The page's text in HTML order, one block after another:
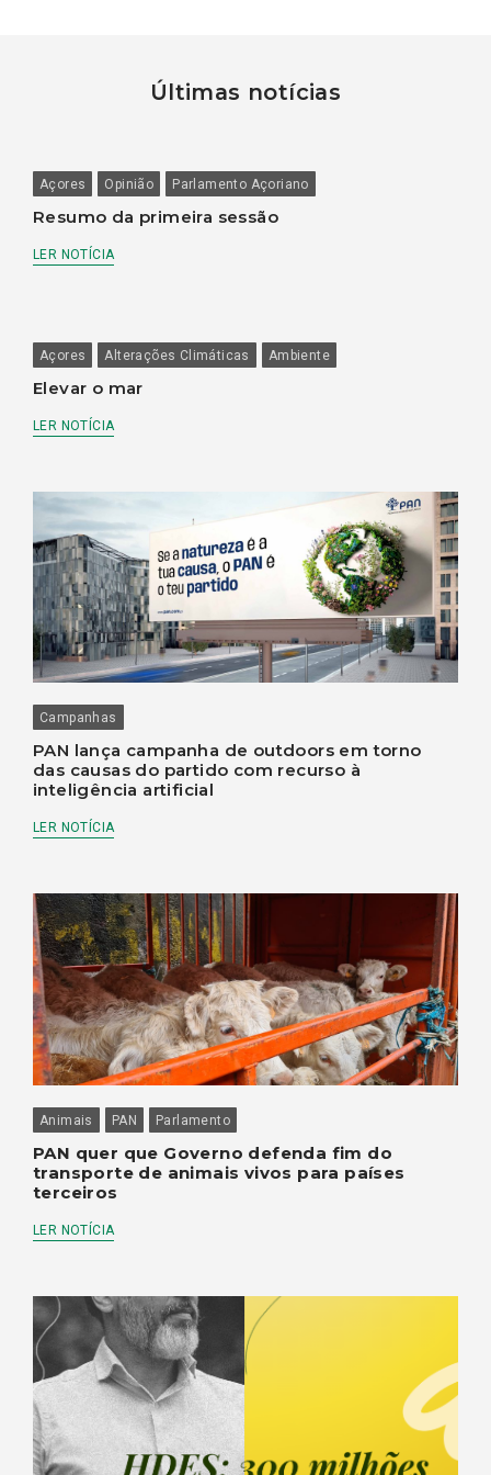
Últimas notícias
Açores Opinião Parlamento Açoriano
Resumo da primeira sessão
LER NOTÍCIA
Açores Alterações Climáticas Ambiente
Elevar o mar
LER NOTÍCIA
Campanhas
PAN lança campanha de outdoors em torno
das causas do partido com recurso à
inteligência artificial
LER NOTÍCIA
Animais PAN Parlamento
PAN quer que Governo defenda fim do
transporte de animais vivos para países
terceiros
LER NOTÍCIA